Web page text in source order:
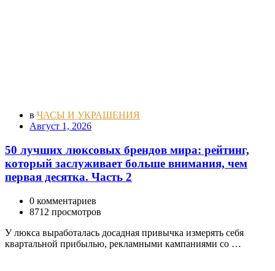
в ЧАСЫ И УКРАШЕНИЯ
Август 1, 2026
50 лучших люксовых брендов мира: рейтинг,
который заслуживает больше внимания, чем
первая десятка. Часть 2
0 комментариев
8712 просмотров
У люкса выработалась досадная привычка измерять себя
квартальной прибылью, рекламными кампаниями со …